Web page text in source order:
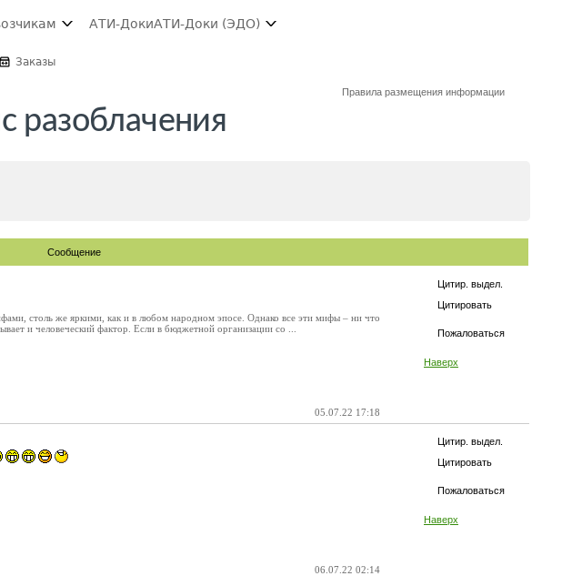
АТИ-ДокиАТИ-Доки (ЭДО)
Заказы
Правила размещения информации
разоблачения
Сообщение
Цитир. выдел.
Цитировать
Пожаловаться
Наверх
столь же яркими, как и в любом народном эпосе. Однако все эти мифы – ​ни что
и человеческий фактор. Если в бюджетной организации со ...
05.07.22 17:18
Цитир. выдел.
Цитировать
Пожаловаться
Наверх
06.07.22 02:14